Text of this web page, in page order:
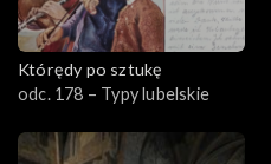
Którędy po sztukę
odc. 178 – Typy lubelskie